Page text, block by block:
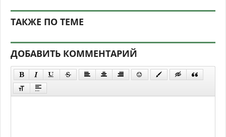
ТАКЖЕ ПО ТЕМЕ
ДОБАВИТЬ КОММЕНТАРИЙ